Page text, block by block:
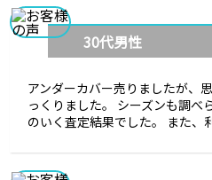
30代男性
アンダーカバー売りましたが、
っくりました。 シーズンも調べ
のいく査定結果でした。 また、